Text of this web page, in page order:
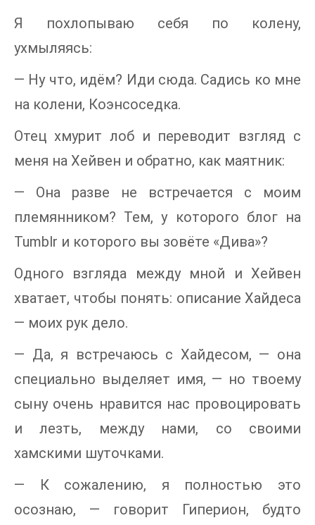
Я похлопываю себя по колену,
ухмыляясь:
— Ну что, идём? Иди сюда. Садись ко мне
на колени, Коэнсоседка.
Отец хмурит лоб и переводит взгляд с
меня на Хейвен и обратно, как маятник:
— Она разве не встречается с моим
племянником? Тем, у которого блог на
Tumblr и которого вы зовёте «Дива»?
Одного взгляда между мной и Хейвен
хватает, чтобы понять: описание Хайдеса
— моих рук дело.
— Да, я встречаюсь с Хайдесом, — она
специально выделяет имя, — но твоему
сыну очень нравится нас провоцировать
и лезть, между нами, со своими
хамскими шуточками.
— К сожалению, я полностью это
осознаю, — говорит Гиперион, будто